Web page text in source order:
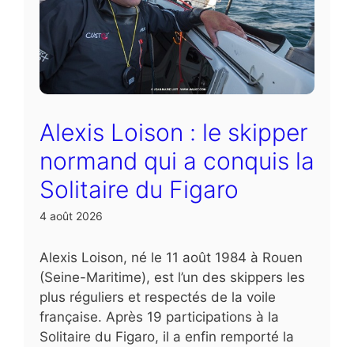
Alexis Loison : le skipper
normand qui a conquis la
Solitaire du Figaro
4 août 2026
Alexis Loison, né le 11 août 1984 à Rouen
(Seine-Maritime), est l’un des skippers les
plus réguliers et respectés de la voile
française. Après 19 participations à la
Solitaire du Figaro, il a enfin remporté la